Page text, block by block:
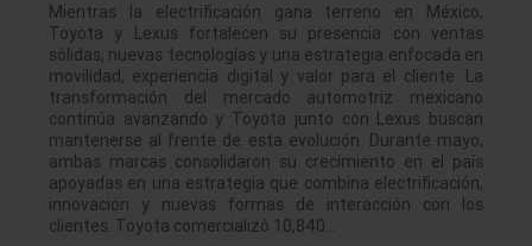
Mientras la electrificación gana terreno en México,
Toyota y Lexus fortalecen su presencia con ventas
sólidas, nuevas tecnologías y una estrategia enfocada en
movilidad, experiencia digital y valor para el cliente. La
transformación del mercado automotriz mexicano
continúa avanzando y Toyota junto con Lexus buscan
mantenerse al frente de esta evolución. Durante mayo,
ambas marcas consolidaron su crecimiento en el país
apoyadas en una estrategia que combina electrificación,
innovación y nuevas formas de interacción con los
clientes. Toyota comercializó 10,840…